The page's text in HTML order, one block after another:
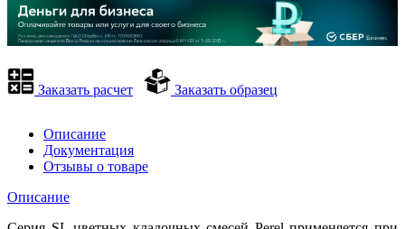
Заказать расчет Заказать образец
Описание
Документация
Отзывы о товаре
Описание